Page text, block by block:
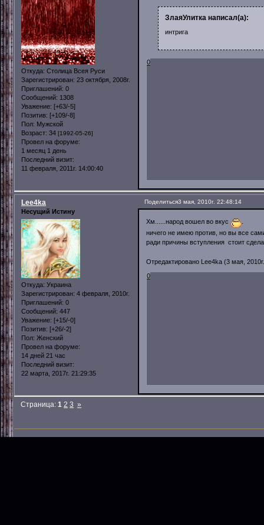
Откуда: Столица Всея Руси
Зарегистрирован: 23 октября, 2008г.
Приглашений: 0
Сообщений: 1308
Уважение: [+63/-5]
Позитив: [+109/-8]
Пол: Мужской
Возраст: 34 [1992-05-26]
Провел на форуме:
1 месяц 1 день
Последний визит:
11 февраля, 2011г. 14:00:40
ЗлаяУлитка написал(а):
интрига
0
Поделиться3 мая, 2010г. 22:48:14
Lee4ka
Несущий Истину
Откуда: Украина
Зарегистрирован: 4 февраля, 2010г.
Приглашений: 0
Сообщений: 447
Уважение: [+15/-0]
Позитив: [+26/-2]
Пол: Женский
Провел на форуме:
14 дней 21 час
Последний визит:
22 марта, 2017г. 21:29:35
Хм......народ вошел во вкус
ничего не имею против, но вы все
ради причины вступления стоит
Отредактировано Lee4ka (3 мая,
0
Страница:1 2 3 »